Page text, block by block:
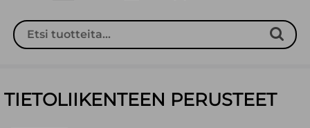
TIETOLIIKENTEEN PERUSTEET